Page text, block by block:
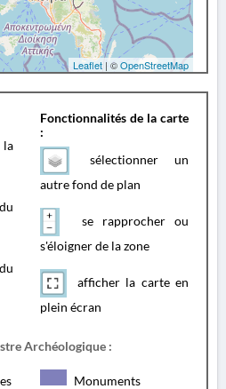
Leaflet | ©OpenStreetMap
Fonctionnalités de la carte
:
sélectionner un
autre fond de plan
se rapprocher ou
s'éloigner de la zone
afficher la carte en
plein écran
Archéologique :
Monuments